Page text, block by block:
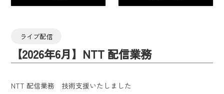
ライブ配信
【2026年6月】NTT 配信業務
NTT 配信業務 技術支援いたしました